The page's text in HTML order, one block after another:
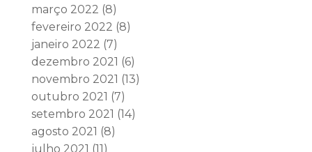
março 2022 (8)
fevereiro 2022 (8)
janeiro 2022 (7)
dezembro 2021 (6)
novembro 2021 (13)
outubro 2021 (7)
setembro 2021 (14)
agosto 2021 (8)
julho 2021 (11)